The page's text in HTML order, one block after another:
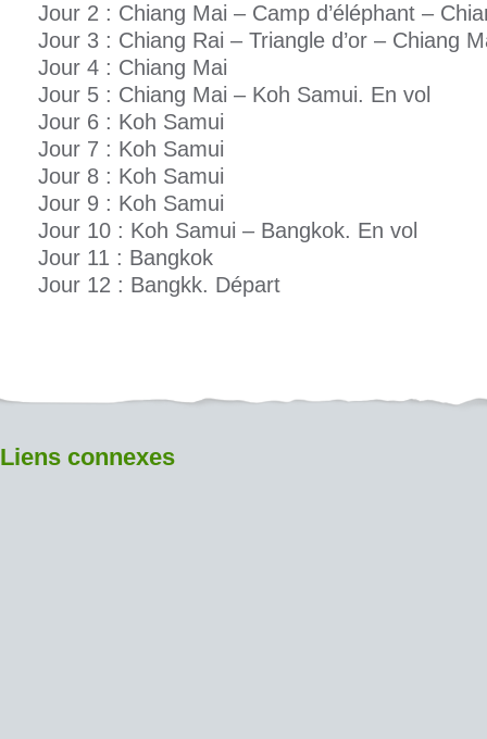
Jour 2 : Chiang Mai – Camp d’éléphant –
Jour 3 : Chiang Rai – Triangle d’or – Chiang
Jour 4 : Chiang Mai
Jour 5 : Chiang Mai – Koh Samui. En vol
Jour 6 : Koh Samui
Jour 7 : Koh Samui
Jour 8 : Koh Samui
Jour 9 : Koh Samui
Jour 10 : Koh Samui – Bangkok. En vol
Jour 11 : Bangkok
Jour 12 : Bangkk. Départ
Liens connexes